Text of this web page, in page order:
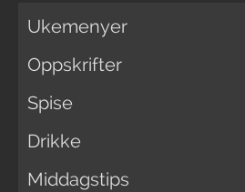
Ukemenyer
Oppskrifter
Spise
Drikke
Middagstips